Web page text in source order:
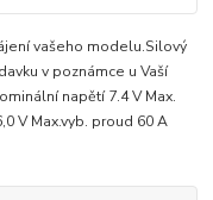
vašeho modelu.Silový
v poznámce u Vaší
napětí 7.4 V Max.
V Max.vyb. proud 60 A